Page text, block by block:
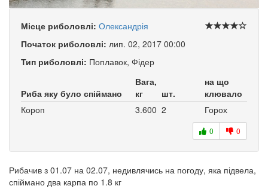
Місце риболовлі: Олександрія
Початок риболовлі: лип. 02, 2017 00:00
Тип риболовлі: Поплавок, Фідер
Риба яку було спіймано
Вага,
кг
шт.
на що
клювало
Короп
3.600 2 Горох
0 0
Рибачив з 01.07 на 02.07, недивлячись на погоду, яка підвела,
спіймано два карпа по 1.8 кг